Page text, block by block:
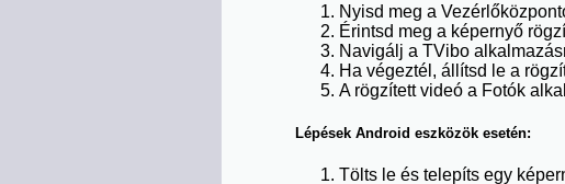
Nyisd meg a
Érintsd meg a képernyő
Navigálj a TVibo
Ha végeztél, állítsd le a
A rögzített videó a Fotók
Lépések Android eszközök esetén:
Tölts le és telepíts egy